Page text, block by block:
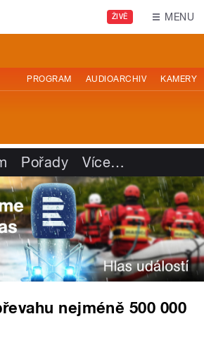
ŽIVĚ MENU
PROGRAM AUDIOARCHIV KAMERY
Pořady Více…
nejméně 500 000